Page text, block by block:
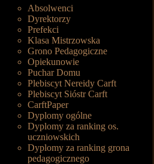
Absolwenci
Dyrektorzy
Prefekci
Klasa Mistrzowska
Grono Pedagogiczne
Opiekunowie
Puchar Domu
Plebiscyt Nereidy Carft
Plebiscyt Sióstr Carft
CarftPaper
Dyplomy ogólne
Dyplomy za ranking os.
uczniowskich
Dyplomy za ranking grona
pedagogicznego